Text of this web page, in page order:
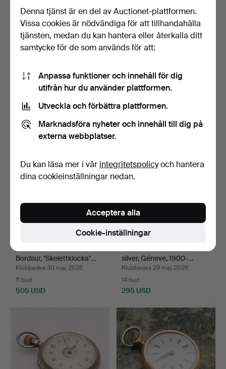
FICKUR, spindelgång, silver.
8 bud
69 USD
ARMBANDSUR, Mauthe,
manuellt, Volkswagen, …
10 bud
79 USD
Bordsur, "Skelettklocka"…
Klubbades 30 maj 2026
11 bud
505 USD
silver, Géneve, 1900-…
Klubbades 29 maj 2026
14 bud
295 USD
Denna tjänst är en del av Auctionet-plattformen.
Vissa cookies är nödvändiga för att tillhandahålla
tjänsten, medan du kan hantera eller återkalla ditt
samtycke för de som används för att:
Anpassa funktioner och innehåll för dig
utifrån hur du använder plattformen.
Utveckla och förbättra plattformen.
Marknadsföra nyheter och innehåll till dig på
externa webbplatser.
Du kan läsa mer i vår integritetspolicyoch hantera
dina cookieinställningar nedan.
Cookie-inställningar
Acceptera alla